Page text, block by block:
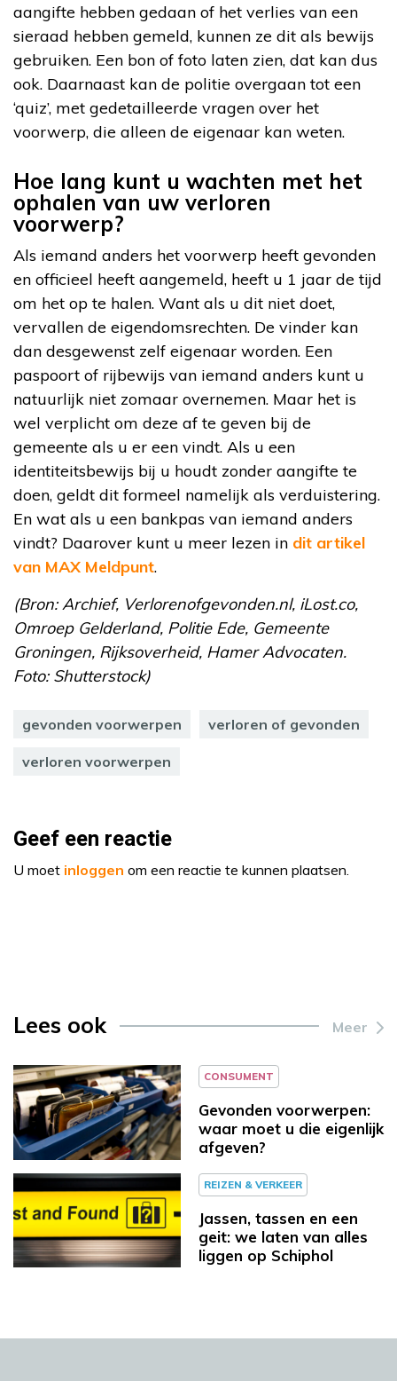
aangifte hebben gedaan of het verlies van een
sieraad hebben gemeld, kunnen ze dit als bewijs
gebruiken. Een bon of foto laten zien, dat kan dus
ook. Daarnaast kan de politie overgaan tot een
‘quiz’, met gedetailleerde vragen over het
voorwerp, die alleen de eigenaar kan weten.
Hoe lang kunt u wachten met het
ophalen van uw verloren
voorwerp?
Als iemand anders het voorwerp heeft gevonden
en officieel heeft aangemeld, heeft u 1 jaar de tijd
om het op te halen. Want als u dit niet doet,
vervallen de eigendomsrechten. De vinder kan
dan desgewenst zelf eigenaar worden. Een
paspoort of rijbewijs van iemand anders kunt u
natuurlijk niet zomaar overnemen. Maar het is
wel verplicht om deze af te geven bij de
gemeente als u er een vindt. Als u een
identiteitsbewijs bij u houdt zonder aangifte te
doen, geldt dit formeel namelijk als verduistering.
En wat als u een bankpas van iemand anders
vindt? Daarover kunt u meer lezen in dit artikel
van MAX Meldpunt.
(Bron: Archief, Verlorenofgevonden.nl, iLost.co,
Omroep Gelderland, Politie Ede, Gemeente
Groningen, Rijksoverheid, Hamer Advocaten.
Foto: Shutterstock)
gevonden voorwerpen verloren of gevonden
verloren voorwerpen
Geef een reactie
U moet inloggen om een reactie te kunnen plaatsen.
Lees ook Meer
CONSUMENT
Gevonden voorwerpen:
waar moet u die eigenlijk
afgeven?
REIZEN & VERKEER
Jassen, tassen en een
geit: we laten van alles
liggen op Schiphol